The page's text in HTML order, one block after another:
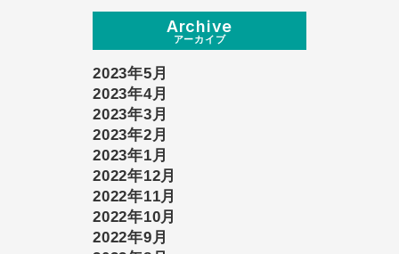
Archive
アーカイブ
2023年5月
2023年4月
2023年3月
2023年2月
2023年1月
2022年12月
2022年11月
2022年10月
2022年9月